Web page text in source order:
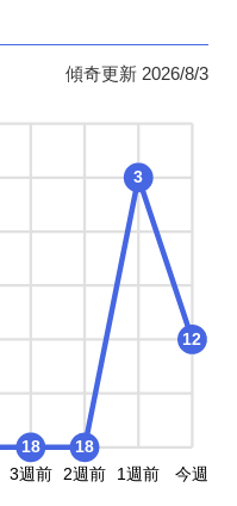
傾奇更新 2026/8/3
3週前 2週前 1週前 今週
18 18
3
12